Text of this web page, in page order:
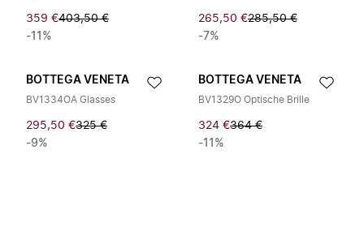
359 €403,50 €
-11%
265,50 €285,50 €
-7%
BOTTEGA VENETA
BV1334OA Glasses
295,50 €325 €
-9%
BOTTEGA VENETA
BV1329O Optische Brille
324 €364 €
-11%